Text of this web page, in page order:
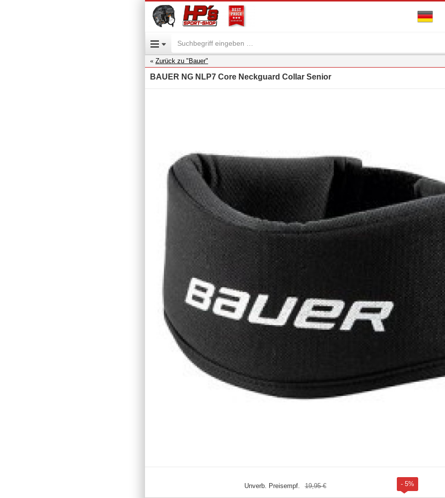
Zurück zu "Bauer"
BAUER NG NLP7 Core Neckguard Collar Senior
Unverb. Preisempf. 19,95 € - 5%